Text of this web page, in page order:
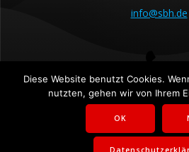
info@sbh.de
07243 5230
Diese Website benutzt Cookies.
nutzten, gehen wir von Ihrem
OK